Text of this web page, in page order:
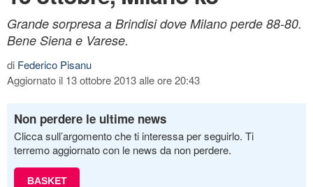
Grande sorpresa a Brindisi dove Milano perde 88-80.
Bene Siena e Varese.
di Federico Pisanu
Aggiornato il 13 ottobre 2013 alle ore 20:43
Non perdere le ultime news
Clicca sull’argomento che ti interessa per seguirlo. Ti
terremo aggiornato con le news da non perdere.
BASKET